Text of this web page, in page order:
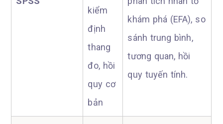
kiểm
định
thang
đo, hồi
quy cơ
bản
khám phá (EFA), so
sánh trung bình,
tương quan, hồi
quy tuyến tính.